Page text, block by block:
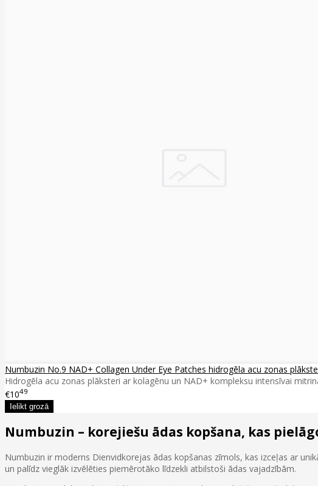
Numbuzin No.9 NAD+ Collagen Under Eye Patches hidrogēla acu zonas
Hidrogēla acu zonas plāksteri ar kolagēnu un NAD+ kompleksu intensīvai
€1049
Numbuzin – korejiešu ādas kopšana, kas
Numbuzin ir moderns Dienvidkorejas ādas kopšanas zīmols, kas izceļas ar
un palīdz vieglāk izvēlēties piemērotāko līdzekli atbilstoši ādas vajadzībām.